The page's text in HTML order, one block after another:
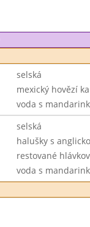
selská
mexický hovězí
voda s
selská
halušky s
restované
voda s